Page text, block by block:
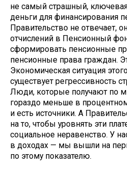
не самый страшный,
деньги для финансирования
Правительство не отвечает,
отчислений в Пенсионный
сформировать пенсионные
пенсионные права граждан.
Экономическая ситуация
существует регрессивность
Люди, которые получают по
гораздо меньше в
и есть источники. А
на то, чтобы уровнять эти
социальное неравенство. У
в доходах — мы вышли на
по этому показателю.